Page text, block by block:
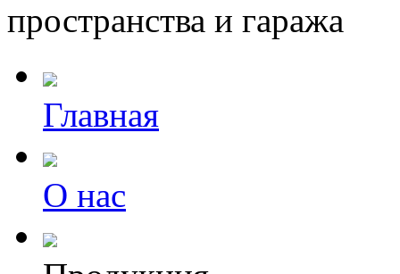
пространства и гаража
Главная
О нас